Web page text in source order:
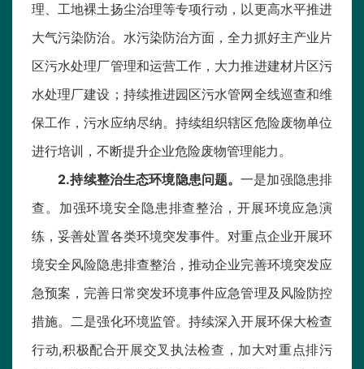
理、工地裸土扬尘治理等专项行动，以更高水平推进
大气污染防治。水污染防治方面，全力抓好主产业片
区污水处理厂管理和运营工作，大力推进建材片区污
水处理厂建设；持续推进园区污水管网全线巡查和维
保工作，污水应纳尽纳。持续组织辖区危险废物单位
进行培训，不断提升企业危险废物管理能力。
2.持续整治生态环境隐患问题。一是加强隐患排
查。加强环境安全隐患排查整治，开展环境应急演
练，妥善处置各类环境突发事件。对重点企业开展环
境安全风险隐患排查整治，推动企业完善环境突发应
急预案，完善日常突发环境事件应急管理及风险防控
措施。二是强化环境监管。持续深入开展环保大检查
行动,积极配合开展交叉执法检查，加大对重点排污